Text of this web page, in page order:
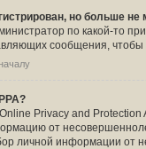
но больше не
по какой-то
сообщения, чтобы
Privacy and
от
личной информации от